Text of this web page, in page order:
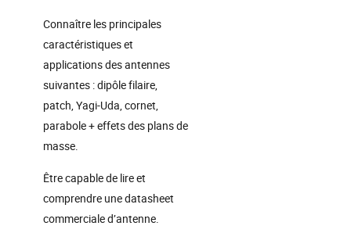
Connaître les principales
caractéristiques et
applications des antennes
suivantes : dipôle filaire,
patch, Yagi-Uda, cornet,
parabole + effets des plans de
masse.
Être capable de lire et
comprendre une datasheet
commerciale d’antenne.